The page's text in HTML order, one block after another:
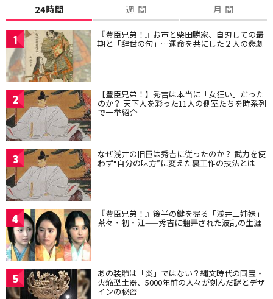
24時間 週 間 月 間
1 『豊臣兄弟！』お市と柴田勝家、自刃しての最
期と「辞世の句」…運命を共にした２人の悲劇
2 【豊臣兄弟！】秀吉は本当に「女狂い」だった
のか？ 天下人を彩った11人の側室たちを時系列
で一挙紹介
3 なぜ浅井の旧臣は秀吉に従ったのか？ 武力を使
わず“自分の味方”に変えた裏工作の技法とは
4 『豊臣兄弟！』後半の鍵を握る「浅井三姉妹」
茶々・初・江——秀吉に翻弄された波乱の生涯
5 あの装飾は「炎」ではない？縄文時代の国宝・
火焔型土器、5000年前の人々が刻んだ謎とデザ
インの秘密